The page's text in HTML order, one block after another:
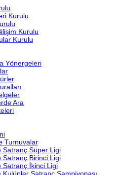
Kurulu
Kurulu
Kurulu
Yönergeleri
Ara
Turnuvalar
Satranç Süper Ligi
Satranç Birinci Ligi
Satranç İkinci Ligi